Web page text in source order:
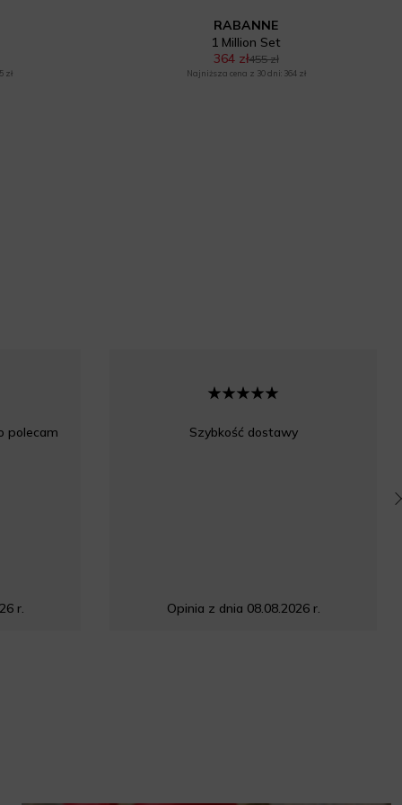
zł
RABANNE
1 Million Set
364 zł455 zł
Najniższa cena z 30 dni: 364 zł
polecam
r.
Szybkość dostawy
Opinia z dnia 08.08.2026 r.